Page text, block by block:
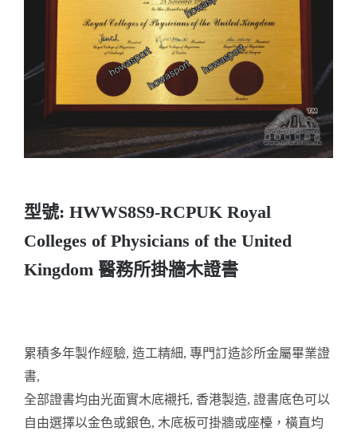
意大利獎盃
旗座/旗桿
旗幟
獎盃
醫務所/ 畢業證書
型號: HWWS8S9-RCPUK Royal
Colleges of Physicians of the United
Kingdom 醫務所掛牆木證書
累積多年製作經驗, 造工精細, 專門訂造診所金屬畢業證
書,
全部證書均由光面實木底襯托, 香港製造, 證書底色可以
自由選擇以金色或銀色, 木底板可掛牆或座檯，橫直均